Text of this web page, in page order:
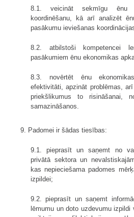
8.1. veicināt sekmīgu ēnu
koordinēšanu, kā arī analizēt
pasākumu ieviešanas
8.2. atbilstoši kompetencei
pasākumiem ēnu ekonomikas
8.3. novērtēt ēnu
efektivitāti, apzināt problēmas,
priekšlikumus to risināšanai,
samazināšanos.
9. Padomei ir šādas tiesības:
9.1. pieprasīt un saņemt no
privātā sektora un
kas nepieciešama padomes
izpildei;
9.2. pieprasīt un saņemt
lēmumu un doto uzdevumu